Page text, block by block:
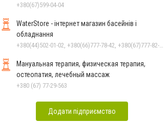
+380(67)599-04-04
WaterStore - інтернет магазин басейнів і
обладнання
Мануальная терапия, физическая терапия,
остеопатия, лечебный массаж
+380 (67) 77-29-563
Додати підприємство